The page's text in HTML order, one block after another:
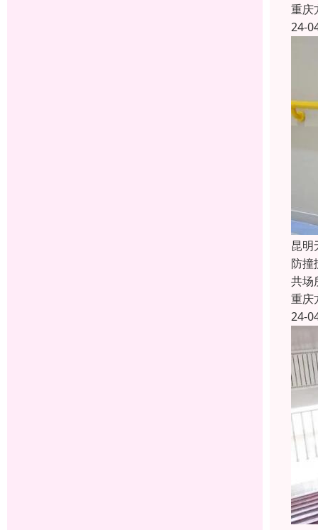
重庆
24-
昆明
防撞
共场
重庆
24-